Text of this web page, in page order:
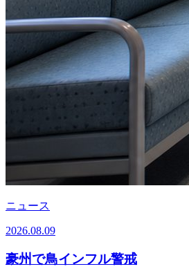
ニュース
2026.08.09
豪州で鳥インフル警戒